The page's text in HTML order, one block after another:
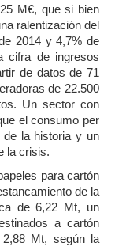
M€, que si bien
ralentización del
2014 y 4,7% de
cifra de ingresos
de datos de 71
de 22.500
Un sector con
el consumo per
la historia y un
la crisis.
para cartón
de la
de 6,22 Mt, un
a cartón
Mt, según la